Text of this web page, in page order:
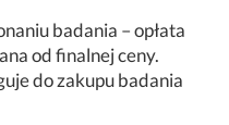
badania – opłata
od finalnej ceny.
do zakupu badania